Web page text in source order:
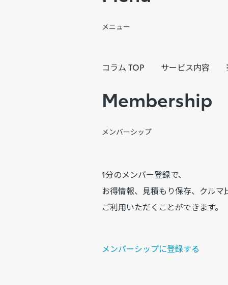
メニュー
コラム TOP サービス内容
Membership
メンバーシップ
1分のメンバー登録で、
お得情報、見積もり保存、クルマ
ご利用いただくことができます。
メンバーシップに登録する